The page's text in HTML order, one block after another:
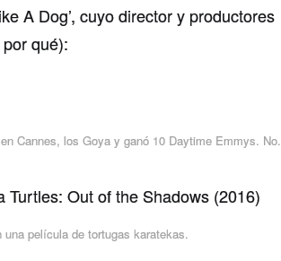
A Dog’, cuyo director y productores
qué):
Cannes, los Goya y ganó 10 Daytime Emmys. No.
una película de tortugas karatekas.